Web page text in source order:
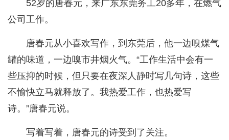
52岁的唐春元，来广东东莞务工20多年，在燃气
公司工作。
唐春元从小喜欢写作，到东莞后，他一边嗅煤气
罐的味道，一边嗅市井烟火气。“工作生活中会有一
些压抑的时候，但只要在夜深人静时写几句诗，这些
不愉快立马就释放了。我热爱工作，也热爱写
诗。”唐春元说。
写着写着，唐春元的诗受到了关注。